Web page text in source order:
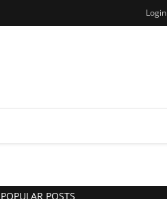
Login
POPULAR POSTS